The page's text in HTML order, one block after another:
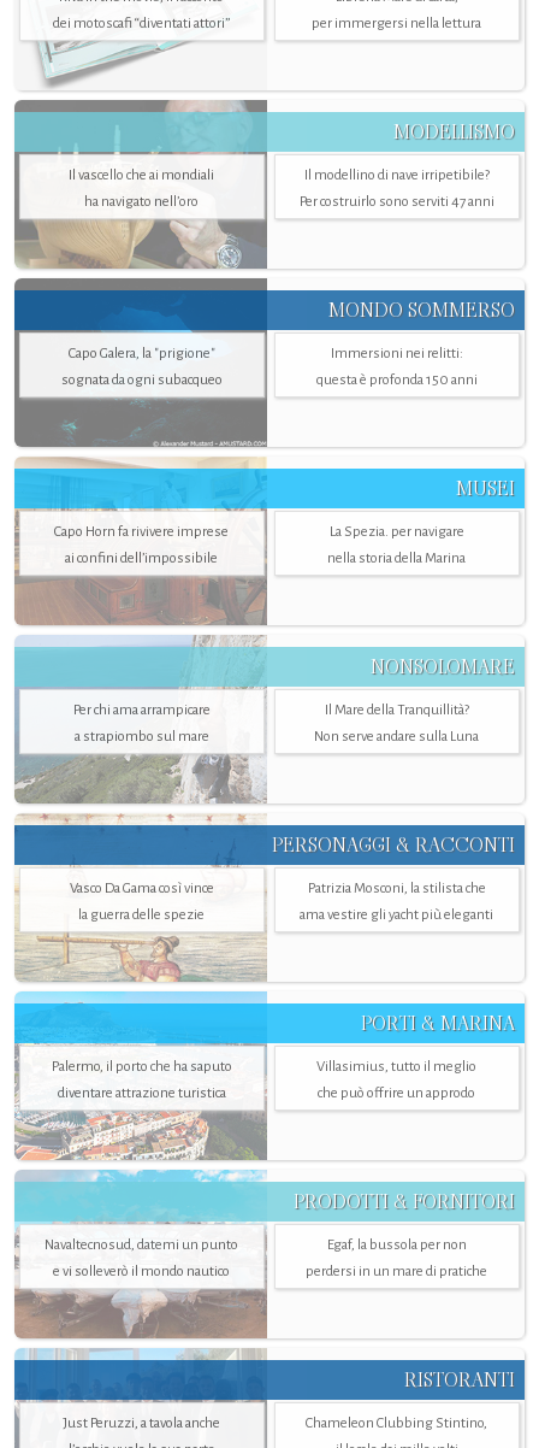
dei motoscafi “diventati attori”
per immergersi nella lettura
MODELLISMO
Il vascello che ai mondiali
ha navigato nell’oro
Il modellino di nave irripetibile?
Per costruirlo sono serviti 47 anni
MONDO SOMMERSO
Capo Galera, la "prigione"
sognata da ogni subacqueo
Immersioni nei relitti:
questa è profonda 150 anni
MUSEI
Capo Horn fa rivivere imprese
ai confini dell’impossibile
La Spezia. per navigare
nella storia della Marina
NONSOLOMARE
Per chi ama arrampicare
a strapiombo sul mare
Il Mare della Tranquillità?
Non serve andare sulla Luna
PERSONAGGI & RACCONTI
Vasco Da Gama così vince
la guerra delle spezie
Patrizia Mosconi, la stilista che
ama vestire gli yacht più eleganti
PORTI & MARINA
Palermo, il porto che ha saputo
diventare attrazione turistica
Villasimius, tutto il meglio
che può offrire un approdo
PRODOTTI & FORNITORI
Navaltecnosud, datemi un punto
e vi solleverò il mondo nautico
Egaf, la bussola per non
perdersi in un mare di pratiche
RISTORANTI
Just Peruzzi, a tavola anche
Chameleon Clubbing Stintino,